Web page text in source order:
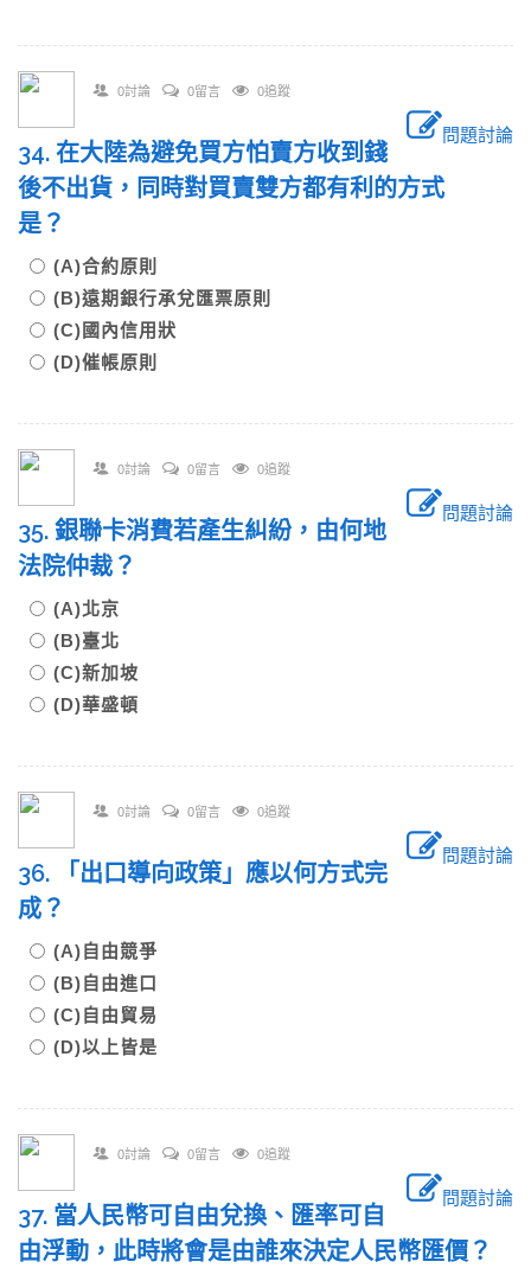
0討論 0留言 0追蹤
問題討論
34. 在大陸為避免買方怕賣方收到錢
後不出貨，同時對買賣雙方都有利的方式
是？
(A)合約原則
(B)遠期銀行承兌匯票原則
(C)國內信用狀
(D)催帳原則
0討論 0留言 0追蹤
問題討論
35. 銀聯卡消費若產生糾紛，由何地
法院仲裁？
(A)北京
(B)臺北
(C)新加坡
(D)華盛頓
0討論 0留言 0追蹤
問題討論
36. 「出口導向政策」應以何方式完
成？
(A)自由競爭
(B)自由進口
(C)自由貿易
(D)以上皆是
0討論 0留言 0追蹤
問題討論
37. 當人民幣可自由兌換、匯率可自
由浮動，此時將會是由誰來決定人民幣匯價？